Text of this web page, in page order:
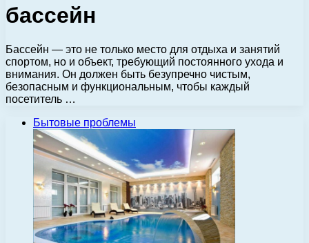
бассейн
Бассейн — это не только место для отдыха и занятий
спортом, но и объект, требующий постоянного ухода и
внимания. Он должен быть безупречно чистым,
безопасным и функциональным, чтобы каждый
посетитель …
Бытовые проблемы